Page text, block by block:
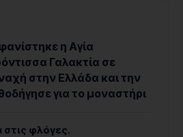
η Αγία
Γαλακτία σε
στην Ελλάδα και την
για το μοναστήρι
φλόγες.